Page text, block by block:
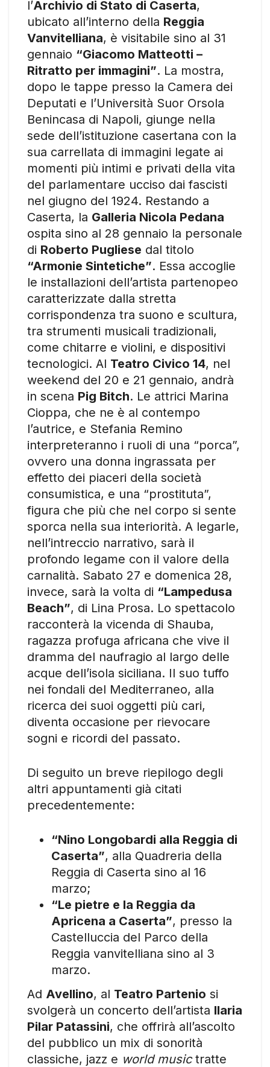
l’Archivio di Stato di Caserta,
ubicato all’interno della Reggia
Vanvitelliana, è visitabile sino al 31
gennaio “Giacomo Matteotti –
Ritratto per immagini”. La mostra,
dopo le tappe presso la Camera dei
Deputati e l’Università Suor Orsola
Benincasa di Napoli, giunge nella
sede dell’istituzione casertana con la
sua carrellata di immagini legate ai
momenti più intimi e privati della vita
del parlamentare ucciso dai fascisti
nel giugno del 1924. Restando a
Caserta, la Galleria Nicola Pedana
ospita sino al 28 gennaio la personale
di Roberto Pugliese dal titolo
“Armonie Sintetiche”. Essa accoglie
le installazioni dell’artista partenopeo
caratterizzate dalla stretta
corrispondenza tra suono e scultura,
tra strumenti musicali tradizionali,
come chitarre e violini, e dispositivi
tecnologici. Al Teatro Civico 14, nel
weekend del 20 e 21 gennaio, andrà
in scena Pig Bitch. Le attrici Marina
Cioppa, che ne è al contempo
l’autrice, e Stefania Remino
interpreteranno i ruoli di una “porca”,
ovvero una donna ingrassata per
effetto dei piaceri della società
consumistica, e una “prostituta”,
figura che più che nel corpo si sente
sporca nella sua interiorità. A legarle,
nell’intreccio narrativo, sarà il
profondo legame con il valore della
carnalità. Sabato 27 e domenica 28,
invece, sarà la volta di “Lampedusa
Beach”, di Lina Prosa. Lo spettacolo
racconterà la vicenda di Shauba,
ragazza profuga africana che vive il
dramma del naufragio al largo delle
acque dell’isola siciliana. Il suo tuffo
nei fondali del Mediterraneo, alla
ricerca dei suoi oggetti più cari,
diventa occasione per rievocare
sogni e ricordi del passato.
Di seguito un breve riepilogo degli
altri appuntamenti già citati
precedentemente:
“Nino Longobardi alla Reggia di
Caserta”, alla Quadreria della
Reggia di Caserta sino al 16
marzo;
“Le pietre e la Reggia da
Apricena a Caserta”, presso la
Castelluccia del Parco della
Reggia vanvitelliana sino al 3
marzo.
Ad Avellino, al Teatro Partenio si
svolgerà un concerto dell’artista Ilaria
Pilar Patassini, che offrirà all’ascolto
del pubblico un mix di sonorità
classiche, jazz e world musictratte